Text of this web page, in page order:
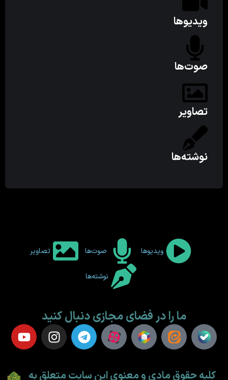
ویدیوها
صوت‌ها
تصاویر
نوشته‌ها
ویدیوها صوت‌ها تصاویر
نوشته‌ها
ما را در فضای مجازی دنبال کنید
کلیه حقوق مادی و معنوی این سایت متعلق به